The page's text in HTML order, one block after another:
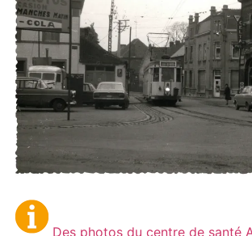
Des photos du centre de santé